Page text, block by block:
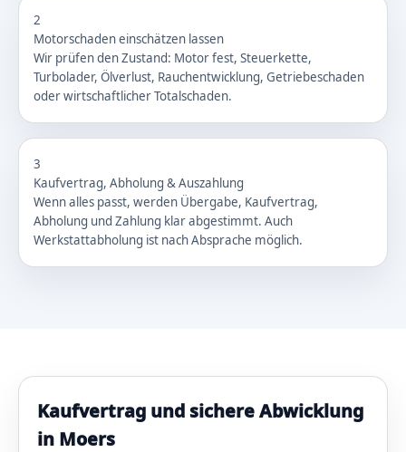
2
Motorschaden einschätzen lassen
Wir prüfen den Zustand: Motor fest, Steuerkette,
Turbolader, Ölverlust, Rauchentwicklung, Getriebeschaden
oder wirtschaftlicher Totalschaden.
3
Kaufvertrag, Abholung & Auszahlung
Wenn alles passt, werden Übergabe, Kaufvertrag,
Abholung und Zahlung klar abgestimmt. Auch
Werkstattabholung ist nach Absprache möglich.
Kaufvertrag und sichere Abwicklung
in Moers